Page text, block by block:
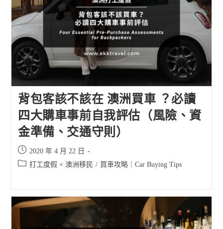
背包客該不該在 澳洲買車 ？必讀
四大購車事前自我評估（風險、資
金準備、交通守則）
Post
published:
2020 年 4 月 22 日
Post 打工度假 × 澳洲移民 / 買車攻略｜Car Buying Tips